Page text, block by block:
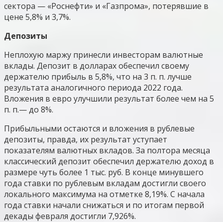
сектора — «Роснефти» и «Газпрома», потерявшие в
цене 5,8% и 3,7%.
Депозиты
Неплохую маржу принесли инвесторам валютные
вклады. Депозит в долларах обеспечил своему
держателю прибыль в 5,8%, что на 3 п. п. лучше
результата аналогичного периода 2022 года.
Вложения в евро улучшили результат более чем на 5
п. п.— до 8%.
Прибыльными остаются и вложения в рублевые
депозиты, правда, их результат уступает
показателям валютных вкладов. За полтора месяца
классический депозит обеспечил держателю доход в
размере чуть более 1 тыс. руб. В конце минувшего
года ставки по рублевым вкладам достигли своего
локального максимума на отметке 8,19%. С начала
года ставки начали снижаться и по итогам первой
декады февраля достигли 7,926%.